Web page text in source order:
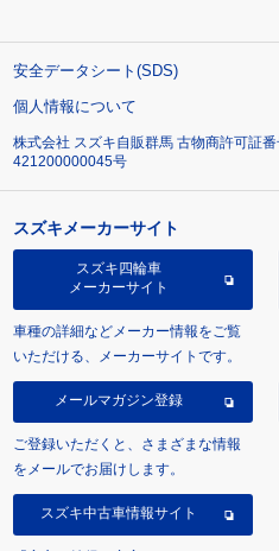
安全データシート(SDS)
個人情報について
株式会社 スズキ自販群馬 古物商許可証
421200000045号
スズキメーカーサイト
スズキ四輪車
メーカーサイト
車種の詳細などメーカー情報をご覧
いただける、メーカーサイトです。
メールマガジン登録
ご登録いただくと、さまざまな情報
をメールでお届けします。
スズキ中古車情報サイト